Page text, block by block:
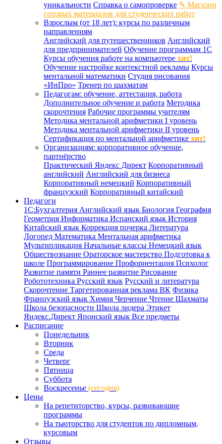
уникальности Справка о самопроверке ✎ Магазин
готовых материалов для студенческих работ
Взрослым (от 18 лет): курсы по различным
направлениям
Английский для путешественников Английский
для предпринимателей Обучение программам 1С
Курсы обучения работе на компьютере хит!
Обучение настройке контекстной рекламы Курсы
ментальной математики Студия рисования
«ИнПро» Тренер по шахматам
Педагогам: обучение, аттестация, работа
Дополнительное обучение и работа Методика
скорочтения Рабочие программы учителям
Методика ментальной арифметики I уровень
Методика ментальной арифметики II уровень
Сертификация по ментальной арифметике хит!
Организациям: корпоративное обучение,
партнёрство
Практический Яндекс Директ Корпоративный
английский Английский для бизнеса
Корпоративный немецкий Корпоративный
французский Корпоративный китайский
Педагоги
1С:Бухгалтерия Английский язык Биология География
Геометрия Информатика Испанский язык История
Китайский язык Коррекция почерка Литература
Логопед Математика Ментальная арифметика
Мультипликация Начальные классы Немецкий язык
Обществознание Ораторское мастерство Подготовка к
школе Программирование Профориентация Психолог
Развитие памяти Раннее развитие Рисование
Робототехника Русский язык Русский и литература
Скорочтение Таргетированная реклама ВК Физика
Французский язык Химия Черчение Чтение Шахматы
Школа безопасности Школа лидера Этикет
Яндекс.Директ Японский язык Все предметы
Расписание
Понедельник
Вторник
Среда
Четверг
Пятница
Суббота
Воскресенье (сегодня)
Цены
На репетиторство, курсы, развивающие
программы
На тьюторство для студентов по дипломным,
курсовым
Отзывы